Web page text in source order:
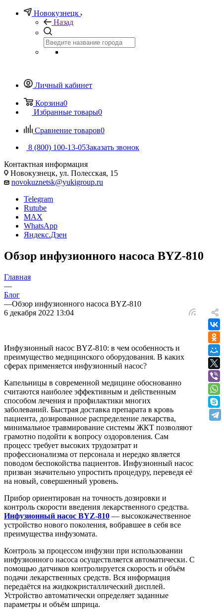
Новокузнецк
Назад
Личный кабинет
Корзина0
Избранные товары0
Сравнение товаров0
8 (800) 100-13-05Заказать звонок
Контактная информация
Новокузнецк, ул. Полесская, 15
novokuznetsk@yukigroup.ru
Telegram
Rutube
MAX
WhatsApp
Яндекс.Дзен
Обзор инфузионного насоса BYZ-810
Главная
—
Блог
—Обзор инфузионного насоса BYZ-810
6 декабря 2022 13:04
Инфузионный насос BYZ-810: в чем особенность и
преимущество медицинского оборудования. В каких
сферах применяется инфузионный насос?
Капельницы в современной медицине обоснованно
считаются наиболее эффективным и действенным
способом лечения и профилактики многих
заболеваний. Быстрая доставка препарата в кровь
пациента, дозированное распределение лекарства,
минимальное травмирование системы ЖКТ позволяют
грамотно подойти к вопросу оздоровления. Сам
процесс требует высоких трудозатрат и
профессионализма от персонала и нередко является
поводом беспокойства пациентов. Инфузионный насос
призван значительно упростить процедуру, переведя её
на новый, совершенный уровень.
Прибор ориентирован на точность дозировки и
контроль скорости введения лекарственного средства.
Инфузионный насос BYZ-810 — высококачественное
устройство нового поколения, вобравшее в себя все
преимущества инфузомата.
Контроль за процессом инфузии при использовании
инфузионного насоса осуществляется автоматически. С
помощью датчиков контролируется скорость и объём
подачи лекарственных средств. Вся информация
передаётся на жидкокристаллический дисплей.
Устройство автоматически определяет заданные
параметры и объём шприца.